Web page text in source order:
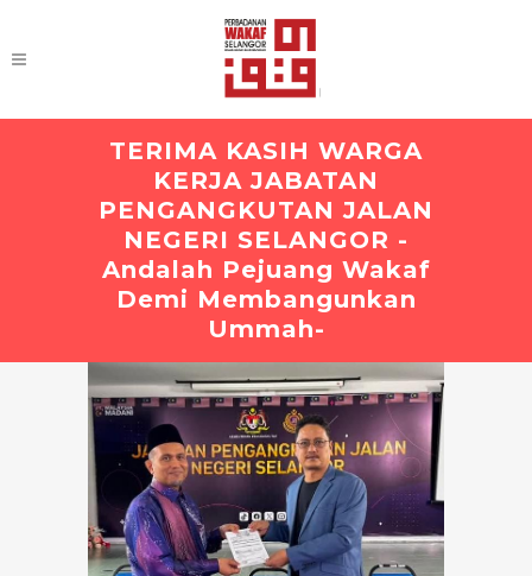
TERIMA KASIH WARGA
KERJA JABATAN
PENGANGKUTAN JALAN
NEGERI SELANGOR -
Andalah Pejuang Wakaf
Demi Membangunkan
Ummah-